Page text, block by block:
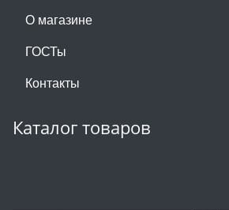
О магазине
ГОСТы
Контакты
Каталог товаров